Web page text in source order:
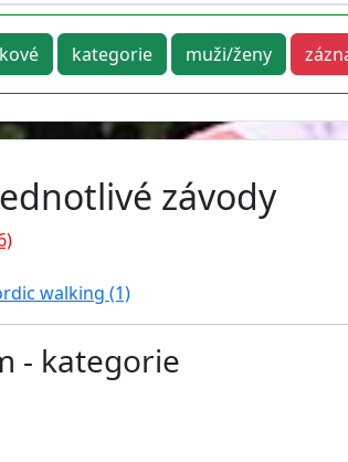
kategorie muži/ženy
závody
walking (1)
- kategorie